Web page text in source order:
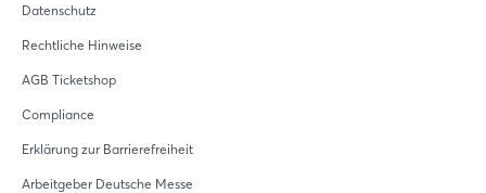
Datenschutz
Rechtliche Hinweise
AGB Ticketshop
Compliance
Erklärung zur Barrierefreiheit
Arbeitgeber Deutsche Messe